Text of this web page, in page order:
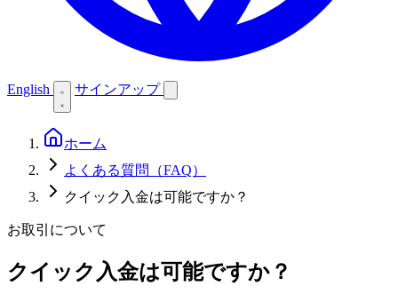
English サインアップ
ホーム
よくある質問（FAQ）
クイック入金は可能ですか？
お取引について
クイック入金は可能ですか？